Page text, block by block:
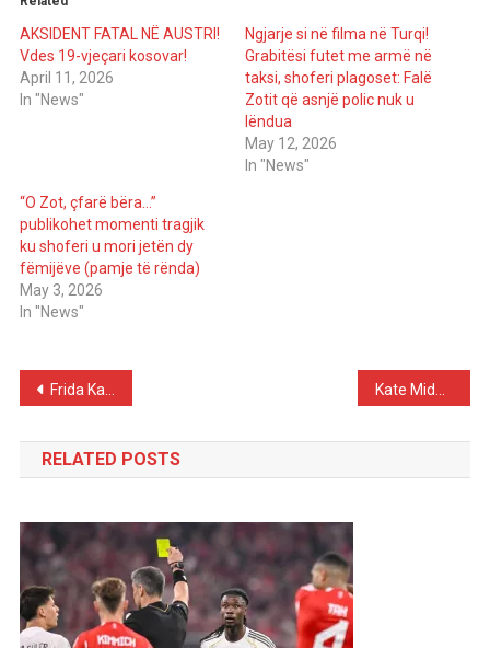
AKSIDENT FATAL NË AUSTRI!
Vdes 19-vjeçari kosovar!
April 11, 2026
In "News"
Ngjarje si në filma në Turqi!
Grabitësi futet me armë në
taksi, shoferi plagoset: Falë
Zotit që asnjë polic nuk u
lëndua
May 12, 2026
In "News"
“O Zot, çfarë bëra…”
publikohet momenti tragjik
ku shoferi u mori jetën dy
fëmijëve (pamje të rënda)
May 3, 2026
In "News"
Post
navigation
Frida Kahlo Painting Expected to Break Auction Record at Sotheby’s New York
RELATED POSTS